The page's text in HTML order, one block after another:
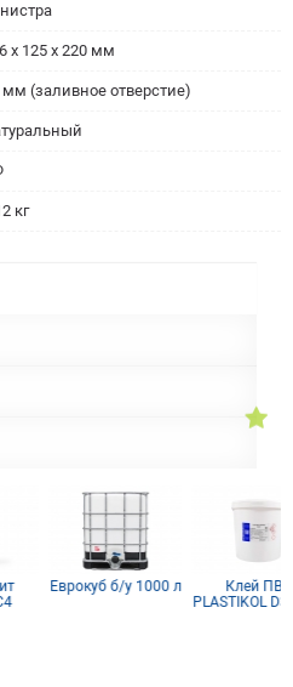
х 125 х 220 мм
мм (заливное отверстие)
кг
Еврокуб б/у 1000 л
Клей ПВА
PLASTIKOL